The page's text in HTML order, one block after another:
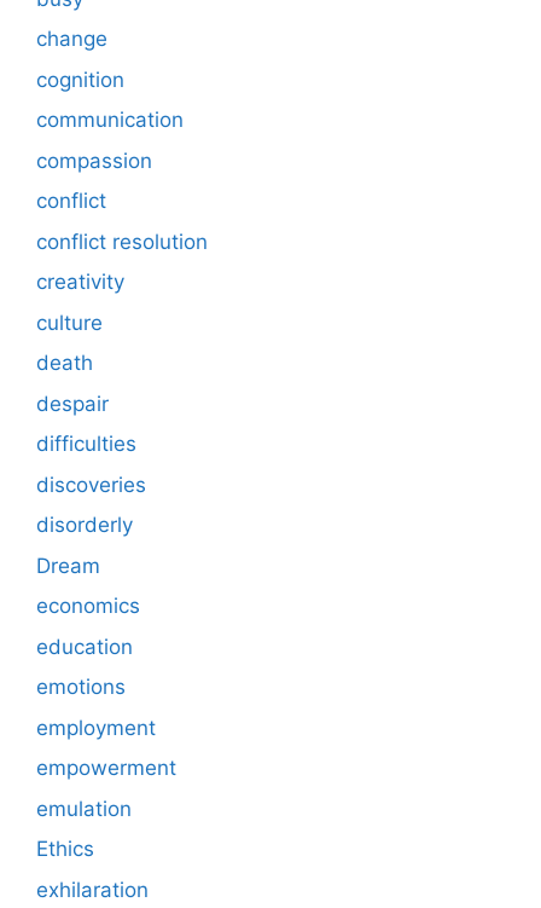
change
cognition
communication
compassion
conflict
conflict resolution
creativity
culture
death
despair
difficulties
discoveries
disorderly
Dream
economics
education
emotions
employment
empowerment
emulation
Ethics
exhilaration